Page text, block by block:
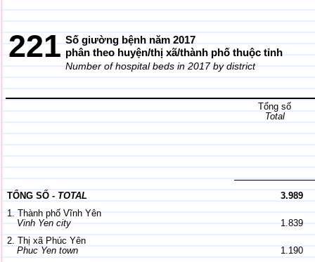
221 Số giường bệnh năm 2017
phân theo huyện/thị xã/thành phố thuộc tỉnh
Number of hospital beds in 2017 by district
Tổng số
Total
TỔNG SỐ -TOTAL
3.989
1. Thành phố Vĩnh Yên
Vinh Yen city
1.839
2. Thị xã Phúc Yên
Phuc Yen town
1.190